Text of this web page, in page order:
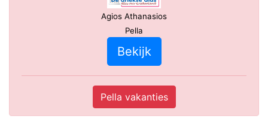
Agios Athanasios
Pella
Bekijk
Pella vakanties